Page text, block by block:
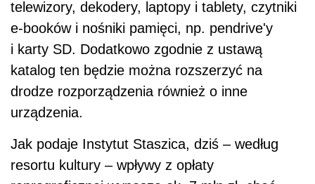
rynek szacuje, że powinno to być ok. 50 mln
zł. W uzasadnieniu do projektu ministerstwo
szacuje, że od drugiego roku funkcjonowania
opłaty dochody będą sięgać 600 mln zł.
– W założeniu
więcej, ponieważ byłaby ona płacona od
obrotu, nakładana na samym początku